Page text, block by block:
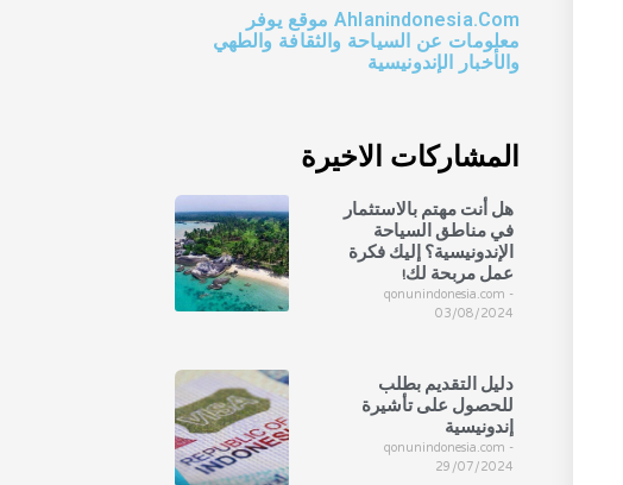
Ahlanindonesia.Com موقع يوفر
معلومات عن السياحة والثقافة والطهي
والأخبار الإندونيسية
المشاركات الاخيرة
هل أنت مهتم بالاستثمار
في مناطق السياحة
الإندونيسية؟ إليك فكرة
عمل مربحة لك!
qonunindonesia.com
03/08/2024
دليل التقديم بطلب
للحصول على تأشيرة
إندونيسية
qonunindonesia.com
29/07/2024